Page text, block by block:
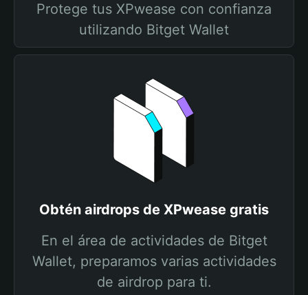
Protege tus XPwease con confianza
utilizando Bitget Wallet
Obtén airdrops de XPwease gratis
En el área de actividades de Bitget
Wallet, preparamos varias actividades
de airdrop para ti.